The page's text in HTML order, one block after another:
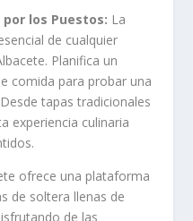
los Puestos: La
de cualquier
Planifica un
comida para probar una
tapas tradicionales
experiencia culinaria
ofrece una plataforma
de soltera llenas de
de las